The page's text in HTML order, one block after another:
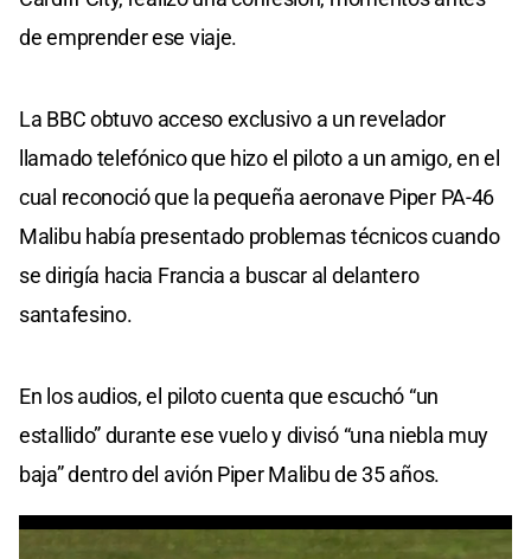
de emprender ese viaje.
La BBC obtuvo acceso exclusivo a un revelador
llamado telefónico que hizo el piloto a un amigo, en el
cual reconoció que la pequeña aeronave Piper PA-46
Malibu había presentado problemas técnicos cuando
se dirigía hacia Francia a buscar al delantero
santafesino.
En los audios, el piloto cuenta que escuchó “un
estallido” durante ese vuelo y divisó “una niebla muy
baja” dentro del avión Piper Malibu de 35 años.